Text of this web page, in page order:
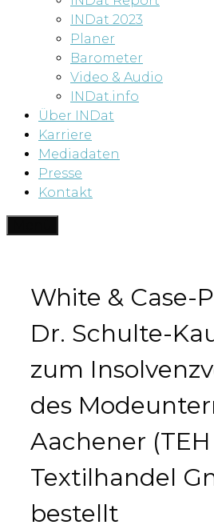
INDat 2023
Planer
Barometer
Video & Audio
INDat.info
Über INDat
Karriere
Mediadaten
Presse
Kontakt
White & Case-
Dr. Schulte-
zum
des
Aachener (TEH
Textilhandel
bestellt